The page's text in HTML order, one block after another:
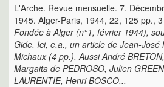
L'Arche. Revue mensuelle. 7.
1945. Alger-Paris, 1944, 22, 125 pp.,
Fondée à Alger (n°1, février 1944),
Gide. Ici, e.a., un article de Jean-José
Michaux (4 pp.). Aussi André
Margaita de PEDROSO, Julien
LAURENTIE, Henri BOSCO...